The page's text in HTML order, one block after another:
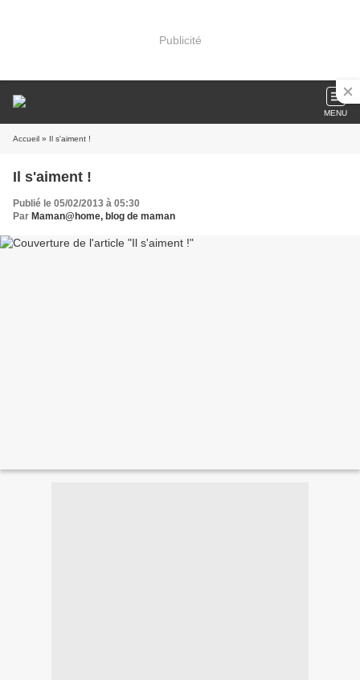
Publicité
MENU
Accueil » Il s'aiment !
Il s'aiment !
Publié le 05/02/2013 à 05:30
Par Maman@home, blog de maman